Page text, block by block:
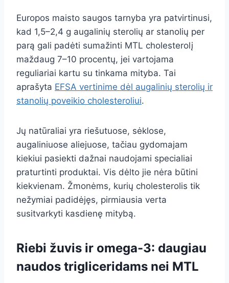
Europos maisto saugos tarnyba yra patvirtinusi,
kad 1,5–2,4 g augalinių sterolių ar stanolių per
parą gali padėti sumažinti MTL cholesterolį
maždaug 7–10 procentų, jei vartojama
reguliariai kartu su tinkama mityba. Tai
aprašyta EFSA vertinime dėl augalinių sterolių ir
stanolių poveikio cholesteroliui.
Jų natūraliai yra riešutuose, sėklose,
augaliniuose aliejuose, tačiau gydomajam
kiekiui pasiekti dažnai naudojami specialiai
praturtinti produktai. Vis dėlto jie nėra būtini
kiekvienam. Žmonėms, kurių cholesterolis tik
nežymiai padidėjęs, pirmiausia verta
susitvarkyti kasdienę mitybą.
Riebi žuvis ir omega-3: daugiau
naudos trigliceridams nei MTL